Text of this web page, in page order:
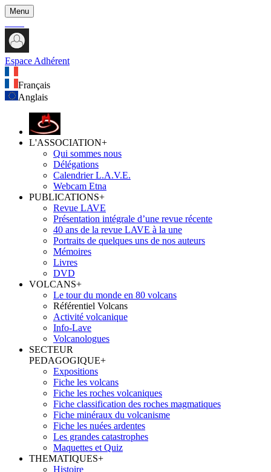
Menu
Espace Adhérent
Français
Anglais
L'ASSOCIATION+
Qui sommes nous
Délégations
Calendrier L.A.V.E.
Webcam Etna
PUBLICATIONS+
Revue LAVE
Présentation intégrale d’une revue récente
40 ans de la revue LAVE à la une
Portraits de quelques uns de nos auteurs
Mémoires
Livres
DVD
VOLCANS+
Le tour du monde en 80 volcans
Référentiel Volcans
Activité volcanique
Info-Lave
Volcanologues
SECTEUR
PEDAGOGIQUE+
Expositions
Fiche les volcans
Fiche les roches volcaniques
Fiche classification des roches magmatiques
Fiche minéraux du volcanisme
Fiche les nuées ardentes
Les grandes catastrophes
Maquettes et Quiz
THEMATIQUES+
Histoire